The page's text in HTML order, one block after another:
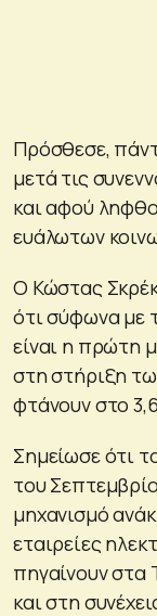
Πρόσθεσε,
μετά τις
και αφού
ευάλωτων
Ο Κώστας
ότι σύφωνα με
είναι η πρώτη
στη στήριξη
φτάνουν στο
Σημείωσε ότι
του
μηχανισμό
εταιρείες
πηγαίνουν στα
και στη